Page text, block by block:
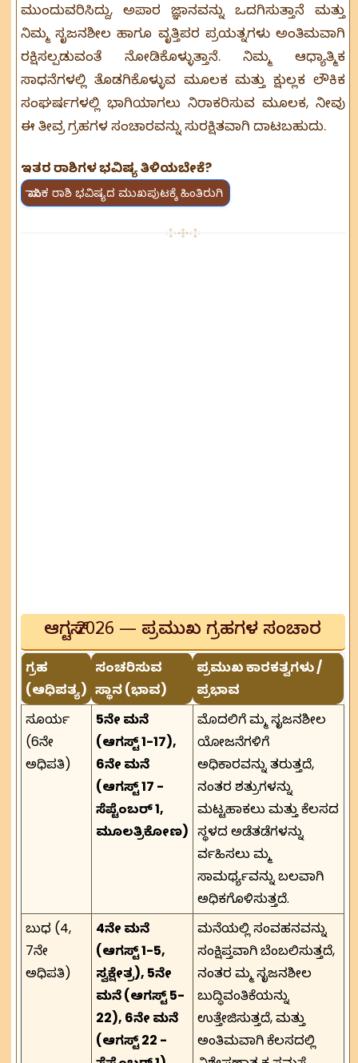
ಮುಂದುವರಿಸಿದ್ದು, ಅಪಾರ ಜ್ಞಾನವನ್ನು ಒದಗಿಸುತ್ತಾನೆ ಮತ್ತು
ನಿಮ್ಮ ಸೃಜನಶೀಲ ಹಾಗೂ ವೃತ್ತಿಪರ ಪ್ರಯತ್ನಗಳು ಅಂತಿಮವಾಗಿ
ರಕ್ಷಿಸಲ್ಪಡುವಂತೆ ನೋಡಿಕೊಳ್ಳುತ್ತಾನೆ. ನಿಮ್ಮ ಆಧ್ಯಾತ್ಮಿಕ
ಸಾಧನೆಗಳಲ್ಲಿ ತೊಡಗಿಕೊಳ್ಳುವ ಮೂಲಕ ಮತ್ತು ಕ್ಷುಲ್ಲಕ ಲೌಕಿಕ
ಸಂಘರ್ಷಗಳಲ್ಲಿ ಭಾಗಿಯಾಗಲು ನಿರಾಕರಿಸುವ ಮೂಲಕ, ನೀವು
ಈ ತೀವ್ರ ಗ್ರಹಗಳ ಸಂಚಾರವನ್ನು ಸುರಕ್ಷಿತವಾಗಿ ದಾಟಬಹುದು.
ಇತರ ರಾಶಿಗಳ ಭವಿಷ್ಯ ತಿಳಿಯಬೇಕೆ?
ಮಾಸಿಕ ರಾಶಿ ಭವಿಷ್ಯದ ಮುಖಪುಟಕ್ಕೆ ಹಿಂತಿರುಗಿ
ಆಗಸ್ಟ್ 2026 — ಪ್ರಮುಖ ಗ್ರಹಗಳ ಸಂಚಾರ
ಗ್ರಹ
(ಆಧಿಪತ್ಯ)
ಸಂಚರಿಸುವ
ಸ್ಥಾನ (ಭಾವ)
ಪ್ರಮುಖ ಕಾರಕತ್ವಗಳು /
ಪ್ರಭಾವ
ಸೂರ್ಯ
(6ನೇ
ಅಧಿಪತಿ)
5ನೇ ಮನೆ
(ಆಗಸ್ಟ್ 1-17),
6ನೇ ಮನೆ
(ಆಗಸ್ಟ್ 17 -
ಸೆಪ್ಟೆಂಬರ್ 1,
ಮೂಲತ್ರಿಕೋಣ)
ಮೊದಲಿಗೆ ನಿಮ್ಮ ಸೃಜನಶೀಲ
ಯೋಜನೆಗಳಿಗೆ
ಅಧಿಕಾರವನ್ನು ತರುತ್ತದೆ,
ನಂತರ ಶತ್ರುಗಳನ್ನು
ಮಟ್ಟಹಾಕಲು ಮತ್ತು ಕೆಲಸದ
ಸ್ಥಳದ ಅಡೆತಡೆಗಳನ್ನು
ನಿರ್ವಹಿಸಲು ನಿಮ್ಮ
ಸಾಮರ್ಥ್ಯವನ್ನು ಬಲವಾಗಿ
ಅಧಿಕಗೊಳಿಸುತ್ತದೆ.
ಬುಧ (4,
7ನೇ
ಅಧಿಪತಿ)
4ನೇ ಮನೆ
(ಆಗಸ್ಟ್ 1-5,
ಸ್ವಕ್ಷೇತ್ರ), 5ನೇ
ಮನೆ (ಆಗಸ್ಟ್ 5-
22), 6ನೇ ಮನೆ
(ಆಗಸ್ಟ್ 22 -
ಮನೆಯಲ್ಲಿ ಸಂವಹನವನ್ನು
ಸಂಕ್ಷಿಪ್ತವಾಗಿ ಬೆಂಬಲಿಸುತ್ತದೆ,
ನಂತರ ನಿಮ್ಮ ಸೃಜನಶೀಲ
ಬುದ್ಧಿವಂತಿಕೆಯನ್ನು
ಉತ್ತೇಜಿಸುತ್ತದೆ, ಮತ್ತು
ಅಂತಿಮವಾಗಿ ಕೆಲಸದಲ್ಲಿ